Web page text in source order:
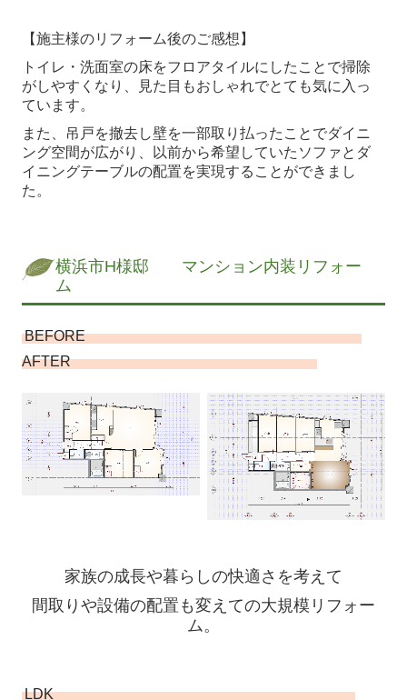
【施主様のリフォーム後のご感想】
トイレ・洗面室の床をフロアタイルにしたことで掃除
がしやすくなり、見た目もおしゃれでとても気に入っ
ています。
また、吊戸を撤去し壁を一部取り払ったことでダイニ
ング空間が広がり、以前から希望していたソファとダ
イニングテーブルの配置を実現することができまし
た。
横浜市H様邸 マンション内装リフォー
ム
BEFORE
AFTER
家族の成長や暮らしの快適さを考えて
間取りや設備の配置も変えての大規模リフォー
ム。
LDK